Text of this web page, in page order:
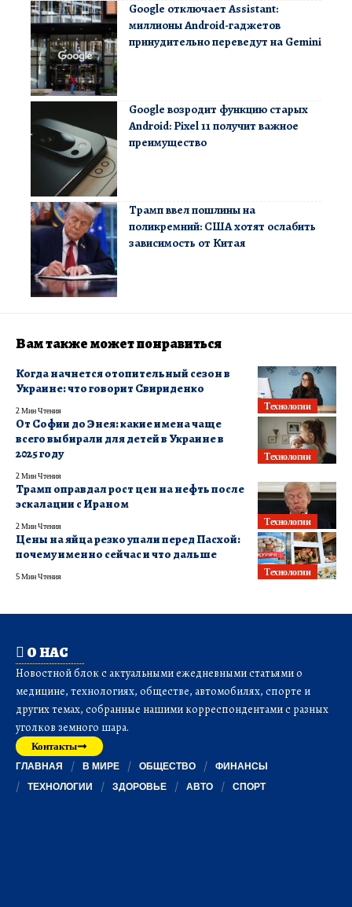
Google отключает Assistant:
миллионы Android-гаджетов
принудительно переведут на Gemini
Google возродит функцию старых
Android: Pixel 11 получит важное
преимущество
Трамп ввел пошлины на
поликремний: США хотят ослабить
зависимость от Китая
Вам также может понравиться
Технологии
Когда начнется отопительный сезон в
Украине: что говорит Свириденко
2 Мин Чтения
Технологии
От Софии до Энея: какие имена чаще
всего выбирали для детей в Украине в
2025 году
2 Мин Чтения
Технологии
Трамп оправдал рост цен на нефть после
эскалации с Ираном
2 Мин Чтения
Технологии
Цены на яйца резко упали перед Пасхой:
почему именно сейчас и что дальше
5 Мин Чтения
О НАС
Новостной блок с актуальными ежедневными статьями о
медицине, технологиях, обществе, автомобилях, спорте и
других темах, собранные нашими корреспондентами с разных
уголков земного шара.
Контакты
ГЛАВНАЯ В МИРЕ ОБЩЕСТВО
ФИНАНСЫ
ТЕХНОЛОГИИ
ЗДОРОВЬЕ АВТО СПОРТ